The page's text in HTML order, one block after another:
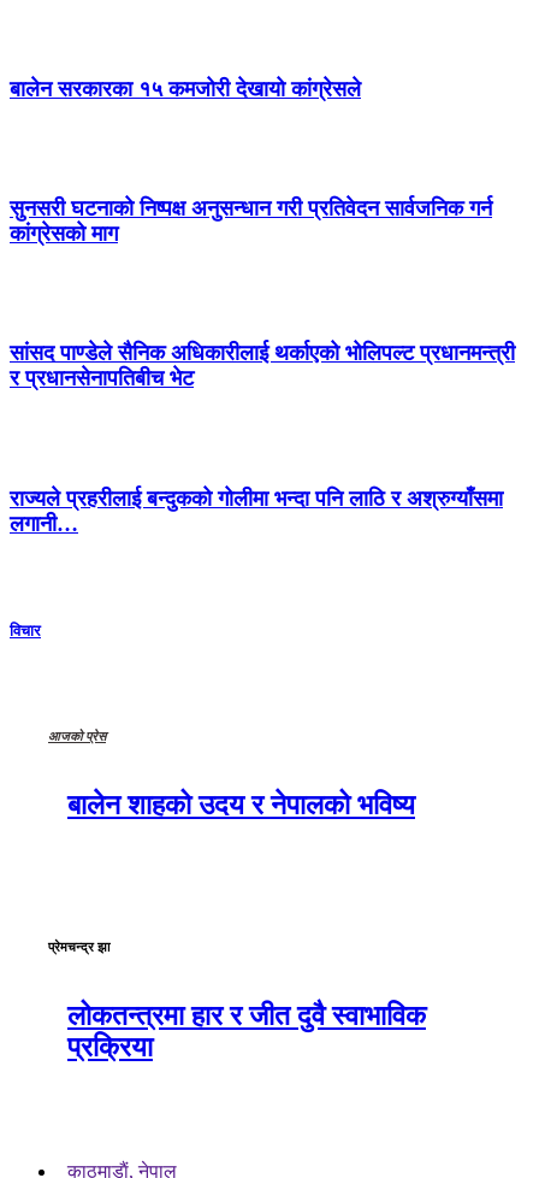
बालेन सरकारका १५ कमजोरी देखायो कांग्रेसले
सुनसरी घटनाको निष्पक्ष अनुसन्धान गरी प्रतिवेदन सार्वजनिक गर्न
कांग्रेसको माग
सांसद पाण्डेले सैनिक अधिकारीलाई थर्काएको भोलिपल्ट प्रधानमन्त्री
र प्रधानसेनापतिबीच भेट
राज्यले प्रहरीलाई बन्दुकको गोलीमा भन्दा पनि लाठि र अश्रुग्याँसमा
लगानी…
विचार
आजको प्रेस
बालेन शाहको उदय र नेपालको भविष्य
प्रेमचन्द्र झा
लोकतन्त्रमा हार र जीत दुवै स्वाभाविक
प्रक्रिया
काठमाडाैं, नेपाल